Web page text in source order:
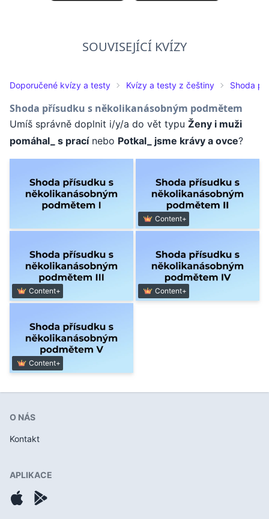
SOUVISEJÍCÍ KVÍZY
Doporučené kvízy a testy Kvízy a testy z češtiny Shoda
Shoda přísudku s několikanásobným podmětem
Umíš správně doplnit i/y/a do vět typu Ženy i muži
pomáhal_ s pracínebo Potkal_ jsme krávy a ovce?
Content+
Content+ Content+
Content+
O NÁS
Kontakt
APLIKACE